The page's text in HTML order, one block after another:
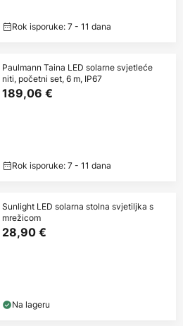
Rok isporuke: 7 - 11 dana
Paulmann Taina LED solarne svjetleće
niti, početni set, 6 m, IP67
189,06 €
Rok isporuke: 7 - 11 dana
Sunlight LED solarna stolna svjetiljka s
mrežicom
28,90 €
Na lageru